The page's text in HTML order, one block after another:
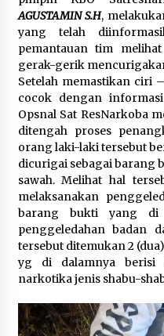
AGUSTAMIN S.H,
yang telah
pemantauan tim
gerak-gerik
Setelah memastikan ciri
cocok dengan
Opsnal Sat ResNarkoba
ditengah proses
orang laki-laki tersebut
dicurigai sebagai barang
sawah. Melihat hal
melaksanakan
barang bukti yang di
penggeledahan badan
tersebut ditemukan 2
yg di dalamnya berisi
narkotika jenis shabu-